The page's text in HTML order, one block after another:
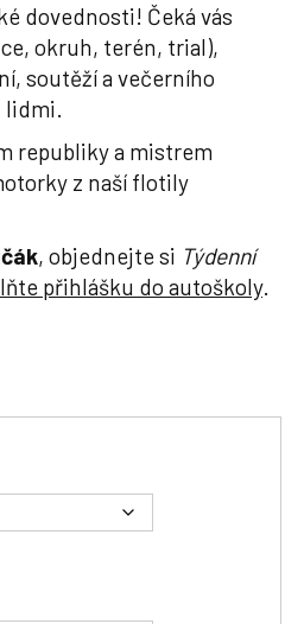
dovednosti! Čeká vás
okruh, terén, trial),
soutěží a večerního
republiky a mistrem
z naší flotily
, objednejte si Týdenní
přihlášku do autoškoly.